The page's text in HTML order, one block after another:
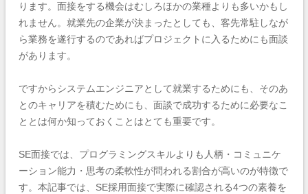
ります。面接をする機会はむしろほかの業種よりも多いかもし
れません。就業先の企業が決まったとしても、客先常駐しなが
ら業務を遂行するのであればプロジェクトに入るためにも面談
があります。
ですからシステムエンジニアとして就業するためにも、そのあ
とのキャリアを積むためにも、面談で成功するために必要なこ
ととは何か知っておくことはとても重要です。
SE面接では、プログラミングスキルよりも人柄・コミュニケ
ーション能力・思考の柔軟性が問われる割合が高いのが特徴で
す。本記事では、SE採用面接で実際に確認される4つの素養を